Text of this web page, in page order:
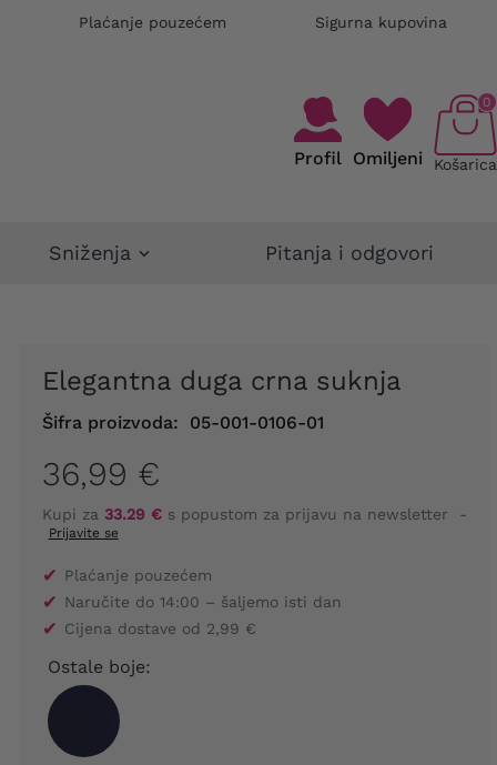
Plaćanje pouzećem Sigurna kupovina
Profil Omiljeni Košarica
0
Sniženja Pitanja i odgovori
Elegantna duga crna suknja
Šifra proizvoda: 05-001-0106-01
36,99 €
Kupi za 33.29 €s popustom za prijavu na newsletter -
Prijavite se
✔ Plaćanje pouzećem
✔ Naručite do 14:00 – šaljemo isti dan
✔ Cijena dostave od 2,99 €
Ostale boje: